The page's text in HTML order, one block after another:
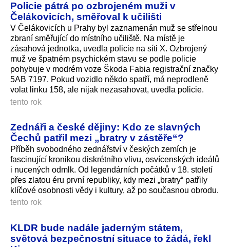
Policie pátrá po ozbrojeném muži v
Čelákovicích, směřoval k učilišti
V Čelákovicích u Prahy byl zaznamenán muž se střelnou
zbraní směřující do místního učiliště. Na místě je
zásahová jednotka, uvedla policie na síti X. Ozbrojený
muž ve špatném psychickém stavu se podle policie
pohybuje v modrém voze Škoda Fabia registrační značky
5AB 7197. Pokud vozidlo někdo spatří, má neprodleně
volat linku 158, ale nijak nezasahovat, uvedla policie.
tento rok
Zednáři a české dějiny: Kdo ze slavných
Čechů patřil mezi „bratry v zástěře“?
Příběh svobodného zednářství v českých zemích je
fascinující kronikou diskrétního vlivu, osvícenských ideálů
i nucených odmlk. Od legendárních počátků v 18. století
přes zlatou éru první republiky, kdy mezi „bratry“ patřily
klíčové osobnosti vědy i kultury, až po současnou obrodu.
tento rok
KLDR bude nadále jaderným státem,
světová bezpečnostní situace to žádá, řekl